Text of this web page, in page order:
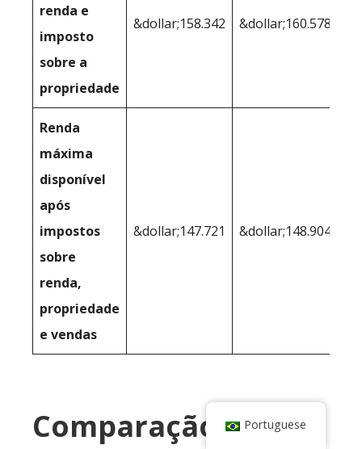
renda e
imposto
sobre a
propriedade
&dollar;158.342 &dollar;160.578
Renda
máxima
disponível
após
impostos
sobre
renda,
propriedade
e vendas
&dollar;147.721 &dollar;148.904
Comparação após
Portuguese